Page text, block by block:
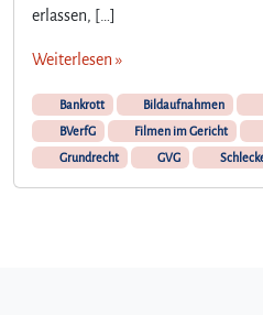
erlassen, […]
Weiterlesen »
Bankrott Bildaufnahmen
BVerfG
Filmen im Gericht
Grundrecht
GVG